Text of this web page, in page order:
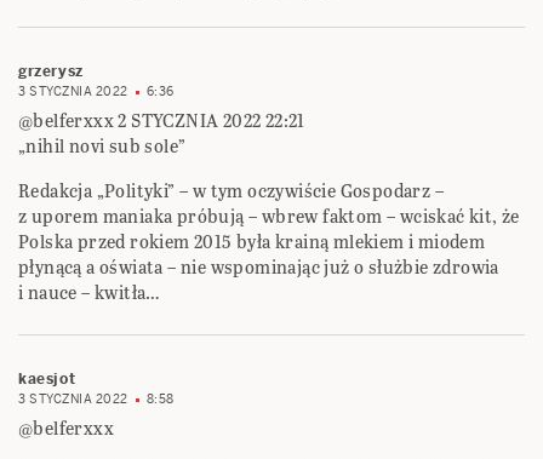
grzerysz
3 STYCZNIA 2022 6:36
@belferxxx 2 STYCZNIA 2022 22:21
„nihil novi sub sole”
Redakcja „Polityki” – w tym oczywiście Gospodarz –
z uporem maniaka próbują – wbrew faktom – wciskać kit, że
Polska przed rokiem 2015 była krainą mlekiem i miodem
płynącą a oświata – nie wspominając już o służbie zdrowia
i nauce – kwitła…
kaesjot
3 STYCZNIA 2022 8:58
@belferxxx